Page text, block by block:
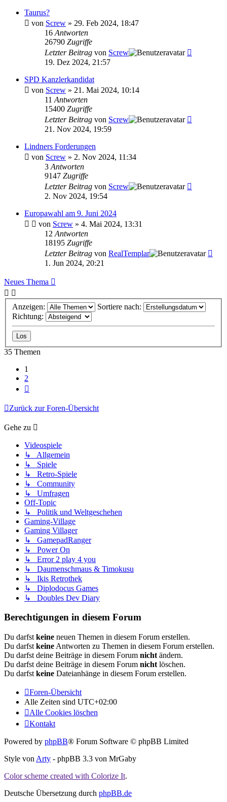
Taurus?
von Screw » 29. Feb 2024, 18:47
16 Antworten
26790 Zugriffe
Letzter Beitrag von Screw
19. Dez 2024, 21:57
SPD Kanzlerkandidat
von Screw » 21. Mai 2024, 10:14
11 Antworten
15400 Zugriffe
Letzter Beitrag von Screw
21. Nov 2024, 19:59
Lindners Forderungen
von Screw » 2. Nov 2024, 11:34
3 Antworten
9147 Zugriffe
Letzter Beitrag von Screw
2. Nov 2024, 19:54
Europawahl am 9. Juni 2024
von Screw » 4. Mai 2024, 13:31
12 Antworten
18195 Zugriffe
Letzter Beitrag von RealTemplar
1. Jun 2024, 20:21
Neues Thema
Anzeigen:
Sortiere nach:
Richtung:
35 Themen
1
2
Zurück zur Foren-Übersicht
Gehe zu
Videospiele
↳ Allgemein
↳ Spiele
↳ Retro-Spiele
↳ Community
↳ Umfragen
Off-Topic
↳ Politik und Weltgeschehen
Gaming-Village
Gaming Villager
↳ GamepadRanger
↳ Power On
↳ Error 2 play 4 you
↳ Daumenschmaus & Timokusu
↳ Ikis Retrothek
↳ Diplodocus Games
↳ Doubles Dev Diary
Berechtigungen in diesem Forum
Du darfst keine neuen Themen in diesem Forum erstellen.
Du darfst keine Antworten zu Themen in diesem Forum erstellen.
Du darfst deine Beiträge in diesem Forum nicht ändern.
Du darfst deine Beiträge in diesem Forum nicht löschen.
Du darfst keine Dateianhänge in diesem Forum erstellen.
Foren-Übersicht
Alle Zeiten sind UTC+02:00
Alle Cookies löschen
Kontakt
Powered by phpBB® Forum Software © phpBB Limited
Style von Arty - phpBB 3.3 von MrGaby
Color scheme created with Colorize It.
Deutsche Übersetzung durch phpBB.de